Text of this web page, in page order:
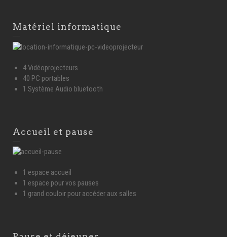
Matériel informatique
4 Vidéoprojecteurs
40 PC portables
1 Système Audio bluetooth
Accueil et pause
1 espace accueil
1 espace pour vos pauses
1 grand couloir pour accéder aux salles